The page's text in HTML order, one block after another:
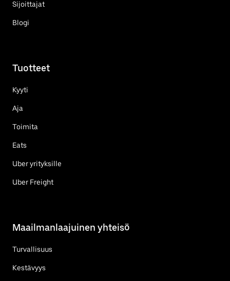
Sijoittajat
Blogi
Tuotteet
Kyyti
Aja
Toimita
Eats
Uber yrityksille
Uber Freight
Maailmanlaajuinen yhteisö
Turvallisuus
Kestävyys